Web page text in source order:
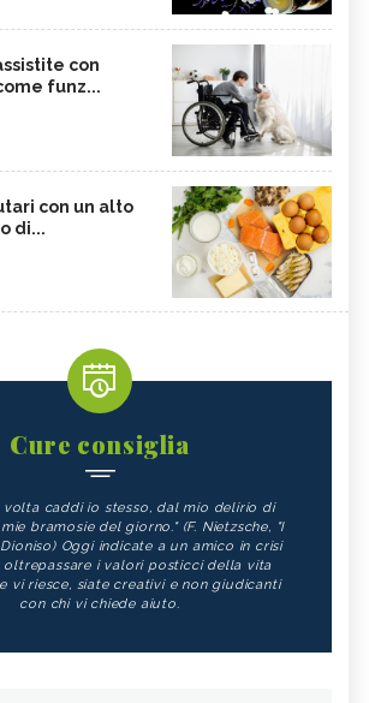
con
funz...
con un alto
di...
Cure consiglia
volta caddi io stesso, dal mio delirio di
bramosie del giorno." (F. Nietzsche, "I
Oggi indicate a un amico in crisi
oltrepassare i valori posticci della vita
vi riesce, siate creativi e non giudicanti
con chi vi chiede aiuto.